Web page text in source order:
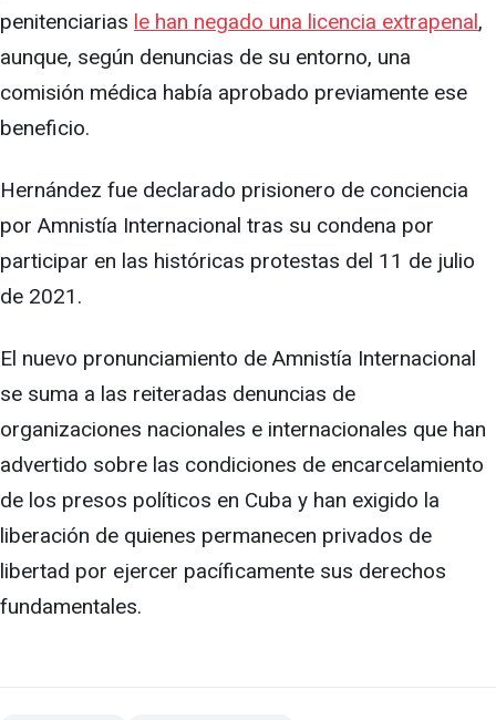
penitenciarias le han negado una licencia extrapenal,
aunque, según denuncias de su entorno, una
comisión médica había aprobado previamente ese
beneficio.
Hernández fue declarado prisionero de conciencia
por Amnistía Internacional tras su condena por
participar en las históricas protestas del 11 de julio
de 2021.
El nuevo pronunciamiento de Amnistía Internacional
se suma a las reiteradas denuncias de
organizaciones nacionales e internacionales que han
advertido sobre las condiciones de encarcelamiento
de los presos políticos en Cuba y han exigido la
liberación de quienes permanecen privados de
libertad por ejercer pacíficamente sus derechos
fundamentales.